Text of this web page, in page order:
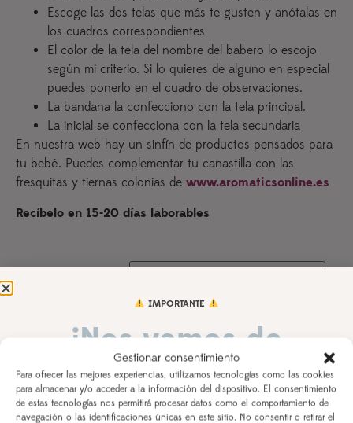
Gestionar consentimiento
Para ofrecer las mejores experiencias, utilizamos tecnologías como las cookies
para almacenar y/o acceder a la información del dispositivo. El consentimiento
de estas tecnologías nos permitirá procesar datos como el comportamiento de
navegación o las identificaciones únicas en este sitio. No consentir o retirar el
Escoge las dos telas que más te gusten y anótalas en
los cuadros correspondientes
El color de la tela del nombre del babero lo escojo
según mi criterio. Si lo quieres de alguno en especial
puedes ponerlo en el cuadro de observaciones.
La bandana la confecciono con la tela principal.
La inicial se confecciona con la tela secundaria
En nuestra web hay un sinfín de productos pensados para
tu bebé. Puedes complementar tu canastilla con las
fresquitas y tiernas colonias de www.aromaticsonline.es
Recíbelo en 15-20 días laborables
Talla body
Talla
cubrepañal
IMPORTANTE
¡Nos vamos de
vacaciones!
DEL 3 AL 21 DE AGOSTO